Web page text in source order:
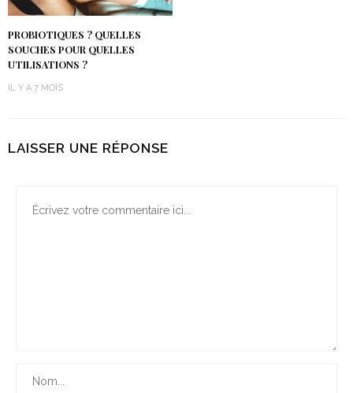
PROBIOTIQUES ? QUELLES
SOUCHES POUR QUELLES
UTILISATIONS ?
IL Y A 7 MOIS
LAISSER UNE RÉPONSE